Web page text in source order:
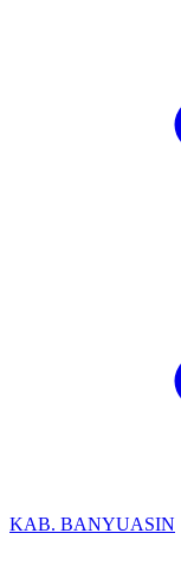
KAB. BANYUASIN